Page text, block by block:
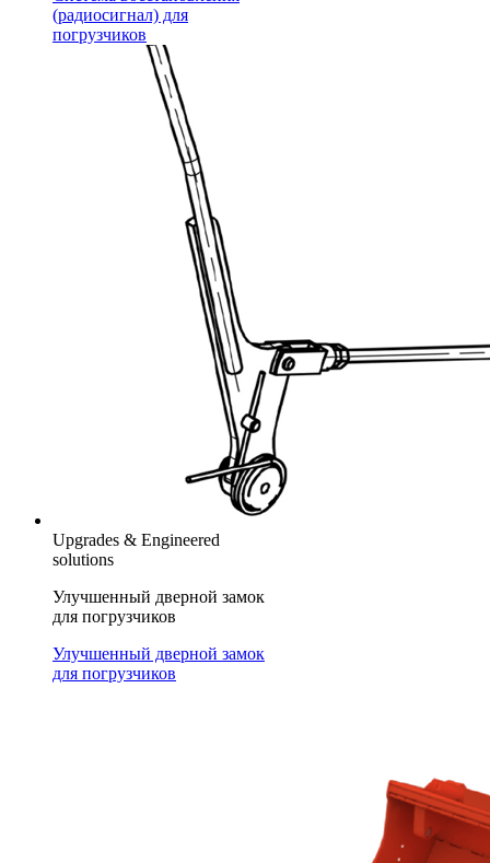
(радиосигнал) для
погрузчиков
Upgrades & Engineered
solutions
Улучшенный дверной замок
для погрузчиков
Улучшенный дверной замок
для погрузчиков